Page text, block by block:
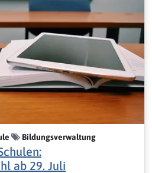
Bildungsverwaltung
ab 29. Juli